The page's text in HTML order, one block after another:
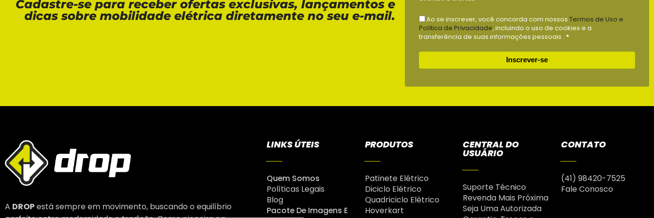
Cadastre-se para receber ofertas exclusivas, lançamentos e
dicas sobre mobilidade elétrica diretamente no seu e-mail.
Ao se inscrever, você concorda com nossosTermos de Uso e
Política de Privacidade, incluindo o uso de cookies e a
transferência de suas informações pessoais . *
Inscrever-se
A DROPestá sempre em movimento, buscando o equilíbrio
LINKS ÚTEIS
Quem Somos
Políticas Legais
Blog
Pacote De Imagens E
PRODUTOS
Patinete Elétrico
Diciclo Elétrico
Quadriciclo Elétrico
Hoverkart
CENTRAL DO
USUÁRIO
Suporte Técnico
Revenda Mais Próxima
Seja Uma Autorizada
CONTATO
(41) 98420-7525
Fale Conosco